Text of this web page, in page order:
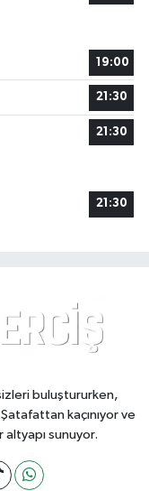
19:00
21:30
21:30
21:30
buluştururken,
kaçınıyor ve
sunuyor.